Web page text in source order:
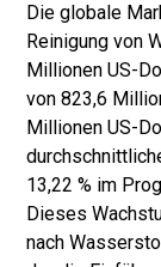
Die globale
Reinigung von
Millionen US-
von 823,6
Millionen US-
13,22 % im
Dieses
nach